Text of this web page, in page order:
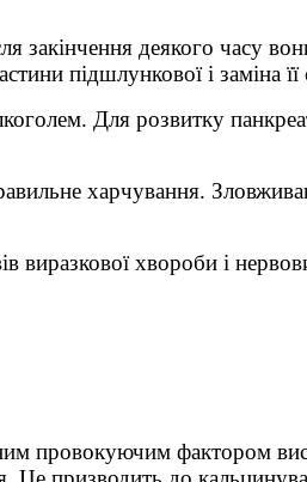
закінчення деякого часу
підшлункової і заміна
Для розвитку
харчування.
виразкової хвороби і
провокуючим фактором